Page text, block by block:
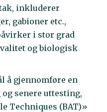
inkluderer
gabioner etc.,
i stor grad
og biologisk
å gjennomføre en
senere uttesting,
Techniques (BAT)»